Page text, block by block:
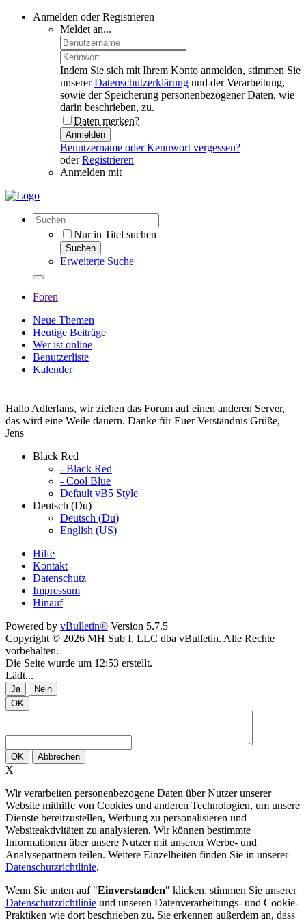
Anmelden oder Registrieren
Meldet an...
Indem Sie sich mit Ihrem Konto anmelden, stimmen Sie
unsererDatenschutzerklärung und der Verarbeitung,
sowie der Speicherung personenbezogener Daten, wie
darin beschrieben, zu.
Daten merken?
Anmelden
Benutzername oder Kennwort vergessen?
oderRegistrieren
Anmelden mit
Nur in Titel suchen
Suchen
Erweiterte Suche
Foren
Neue Themen
Heutige Beiträge
Wer ist online
Benutzerliste
Kalender
Hallo Adlerfans, wir ziehen das Forum auf einen anderen Server,
das wird eine Weile dauern. Danke für Euer Verständnis Grüße,
Jens
Black Red
- Black Red
- Cool Blue
Default vB5 Style
Deutsch (Du)
Deutsch (Du)
English (US)
Hilfe
Kontakt
Datenschutz
Impressum
Hinauf
Powered by vBulletin® Version 5.7.5
Copyright © 2026 MH Sub I, LLC dba vBulletin. Alle Rechte
vorbehalten.
Die Seite wurde um 12:53 erstellt.
Lädt...
Ja
Nein
OK
OK Abbrechen
X
Wir verarbeiten personenbezogene Daten über Nutzer unserer
Website mithilfe von Cookies und anderen Technologien, um unsere
Dienste bereitzustellen, Werbung zu personalisieren und
Websiteaktivitäten zu analysieren. Wir können bestimmte
Informationen über unsere Nutzer mit unseren Werbe- und
Analysepartnern teilen. Weitere Einzelheiten finden Sie in unserer
Datenschutzrichtlinie.
Wenn Sie unten auf "Einverstanden" klicken, stimmen Sie unserer
Datenschutzrichtlinie und unseren Datenverarbeitungs- und Cookie-
Praktiken wie dort beschrieben zu. Sie erkennen außerdem an, dass